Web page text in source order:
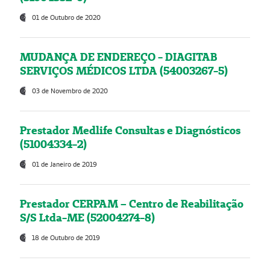
01 de Outubro de 2020
MUDANÇA DE ENDEREÇO - DIAGITAB
SERVIÇOS MÉDICOS LTDA (54003267-5)
03 de Novembro de 2020
Prestador Medlife Consultas e Diagnósticos
(51004334-2)
01 de Janeiro de 2019
Prestador CERPAM – Centro de Reabilitação
S/S Ltda-ME (52004274-8)
18 de Outubro de 2019